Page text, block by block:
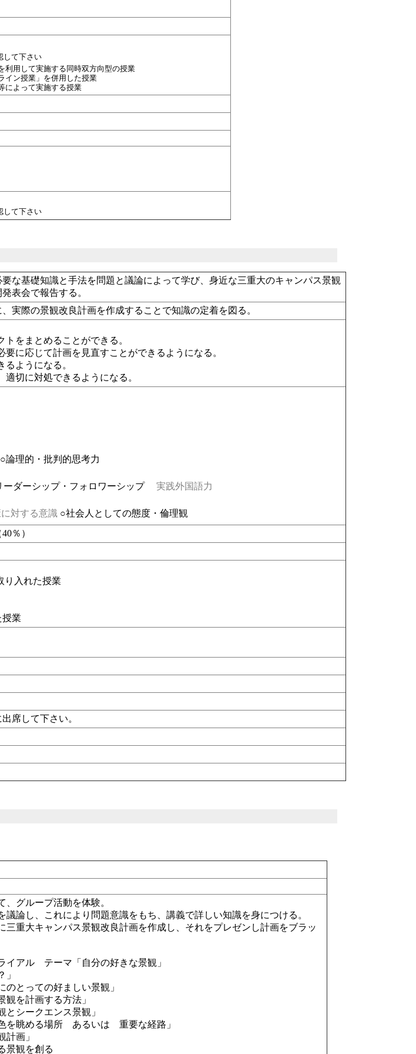
して下さい
利用して実施する同時双方向型の授業
イン授業」を併用した授業
によって実施する授業
して下さい
な基礎知識と手法を問題と議論によって学び、身近な三重大のキャンパス景観
表会で報告する。
実際の景観改良計画を作成することで知識の定着を図る。
をまとめることができる。
に応じて計画を見直すことができるようになる。
ようになる。
切に対処できるようになる。
○論理的・批判的思考力
ーダーシップ・フォロワーシップ
実践外国語力
対する意識 ○社会人としての態度・倫理観
％）
り入れた授業
業
席して下さい。
グループ活動を体験。
論し、これにより問題意識をもち、講義で詳しい知識を身につける。
重大キャンパス景観改良計画を作成し、それをプレゼンし計画をブラッ
アル テーマ「自分の好きな景観」
とっての好ましい景観」
を計画する方法」
シークエンス景観」
を眺める場所 あるいは 重要な経路」
画」
景観を創る